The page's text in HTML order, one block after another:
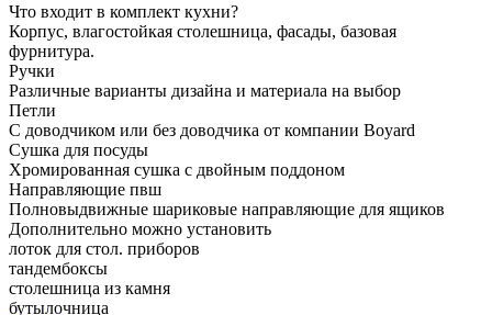
Что входит в комплект кухни?
Корпус, влагостойкая столешница, фасады, базовая
фурнитура.
Ручки
Различные варианты дизайна и материала на выбор
Петли
С доводчиком или без доводчика от компании Boyard
Сушка для посуды
Хромированная сушка с двойным поддоном
Направляющие пвш
Полновыдвижные шариковые направляющие для ящиков
Дополнительно можно установить
лоток для стол. приборов
тандембоксы
столешница из камня
бутылочница